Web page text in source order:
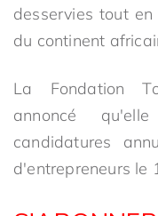
desservies tout
du continent
La Fondation
annoncé
candidatures
d'entrepreneurs le